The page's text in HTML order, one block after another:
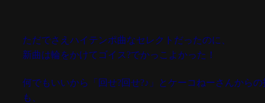
ただでさえハイテンポ曲なセレクトだったのに、
新曲は輪をかけてゴイス?でかっこよかった！
何でもいいから「回せ?回せ?♪」とケーコねーさんからの
も、